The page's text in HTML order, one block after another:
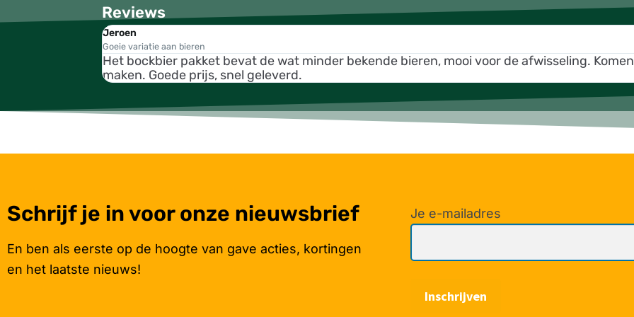
Reviews
Jeroen
Goeie variatie aan bieren
Het bockbier pakket bevat de wat minder bekende bieren, mooi voor de afwisseling.
maken. Goede prijs, snel geleverd.
Schrijf je in voor onze nieuwsbrief
En ben als eerste op de hoogte van gave acties, kortingen
en het laatste nieuws!
Je e-mailadres